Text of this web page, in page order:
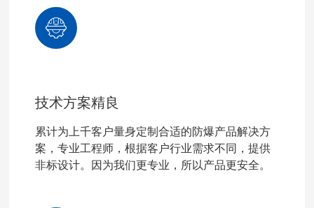
技术方案精良
累计为上千客户量身定制合适的防爆产品解决方
案，专业工程师，根据客户行业需求不同，提供
非标设计。因为我们更专业，所以产品更安全。